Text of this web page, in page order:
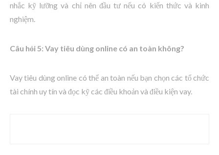
nhắc kỹ lưỡng và chỉ nên đầu tư nếu có kiến thức và kinh
nghiệm.
Câu hỏi 5: Vay tiêu dùng online có an toàn không?
Vay tiêu dùng online có thể an toàn nếu bạn chọn các tổ chức
tài chính uy tín và đọc kỹ các điều khoản và điều kiện vay.